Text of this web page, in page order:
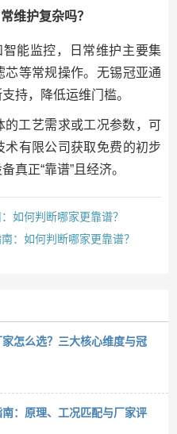
维护复杂吗？
能监控，日常维护主要集
等常规操作。无锡冠亚通
持，降低运维门槛。
工艺需求或工况参数，可
有限公司获取免费的初步
真正“靠谱”且经济。
如何判断哪家更靠谱？
：如何判断哪家更靠谱？
怎么选？三大核心维度与冠
：原理、工况匹配与厂家评